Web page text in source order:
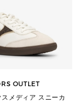
OUTLET
スメディア スニーカ